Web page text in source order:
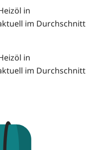
in
im Durchschnitt
in
im Durchschnitt